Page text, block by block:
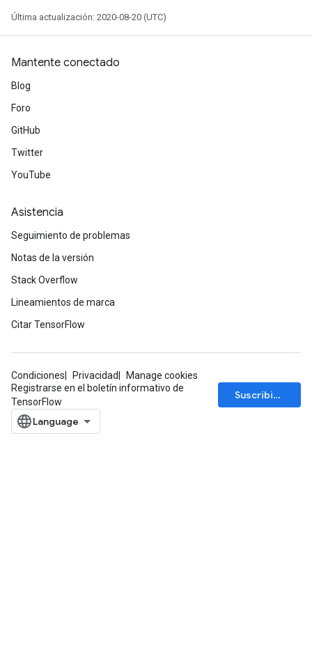
Última actualización: 2020-08-20 (UTC)
Mantente conectado
Blog
Foro
GitHub
Twitter
YouTube
Asistencia
Seguimiento de problemas
Notas de la versión
Stack Overflow
Lineamientos de marca
Citar TensorFlow
Condiciones Privacidad
Manage cookies
Registrarse en el boletín informativo de
TensorFlow
Suscribirse